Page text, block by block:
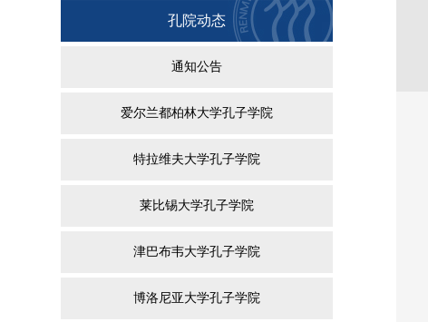
孔院动态
通知公告
爱尔兰都柏林大学孔子学院
特拉维夫大学孔子学院
莱比锡大学孔子学院
津巴布韦大学孔子学院
博洛尼亚大学孔子学院